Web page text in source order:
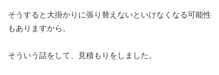
そうすると大掛かりに張り替えないといけなくなる可能性
もありますから。
そういう話をして、見積もりをしました。